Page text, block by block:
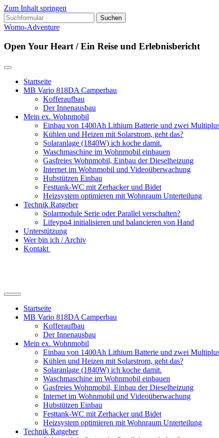
Zum Inhalt springen
Suchen
nach:
Womo-Adventure
Open Your Heart / Ein Reise und Erlebnisbericht
Startseite
MB Vario 818DA Camperbau
Kofferaufbau
Der Innenausbau
Mein ex. Wohnmobil
Einbau von 1400Ah Lithium Batterie und zwei
Kühlen und Heizen mit Solarstrom, geht das?
Solaranlage (1840W) ich koche damit.
Waschmaschine im Wohnmobil einbauen
Gasfreies Wohnmobil, Einbau der Dieselheizung
Internet im Wohnmobil und Videoüberwachung
Hubstützen Einbau
Festtank-WC mit Zerhacker und Bidet
Heizsystem optimieren mit Wohnraum Unterteilung
Technik Ratgeber
Solarmodule Serie oder Parallel verschalten?
Lifeypo4 initialisieren und balancieren von Hand
Unterstützung
Wer bin ich / Archiv
Kontakt
Suchfeld
ein-/ausblenden
Startseite
MB Vario 818DA Camperbau
Kofferaufbau
Der Innenausbau
Mein ex. Wohnmobil
Einbau von 1400Ah Lithium Batterie und zwei
Kühlen und Heizen mit Solarstrom, geht das?
Solaranlage (1840W) ich koche damit.
Waschmaschine im Wohnmobil einbauen
Gasfreies Wohnmobil, Einbau der Dieselheizung
Internet im Wohnmobil und Videoüberwachung
Hubstützen Einbau
Festtank-WC mit Zerhacker und Bidet
Heizsystem optimieren mit Wohnraum Unterteilung
Technik Ratgeber